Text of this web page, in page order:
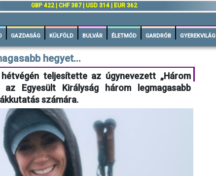
GBP 422 | CHF 387 | USD 314 | EUR 362
GAZDASÁG KÜLFÖLD BULVÁR ÉLETMÓD GARDRÓB GYEREKVILÁG
hegyet...
teljesítette az úgynevezett „Három
az Egyesült Királyság három legmagasabb
számára.